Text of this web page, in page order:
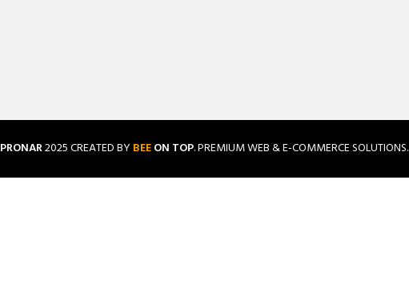
PRONAR2025 CREATED BY BEEON TOP. PREMIUM WEB & E-COMMERCE SOLUTIONS.